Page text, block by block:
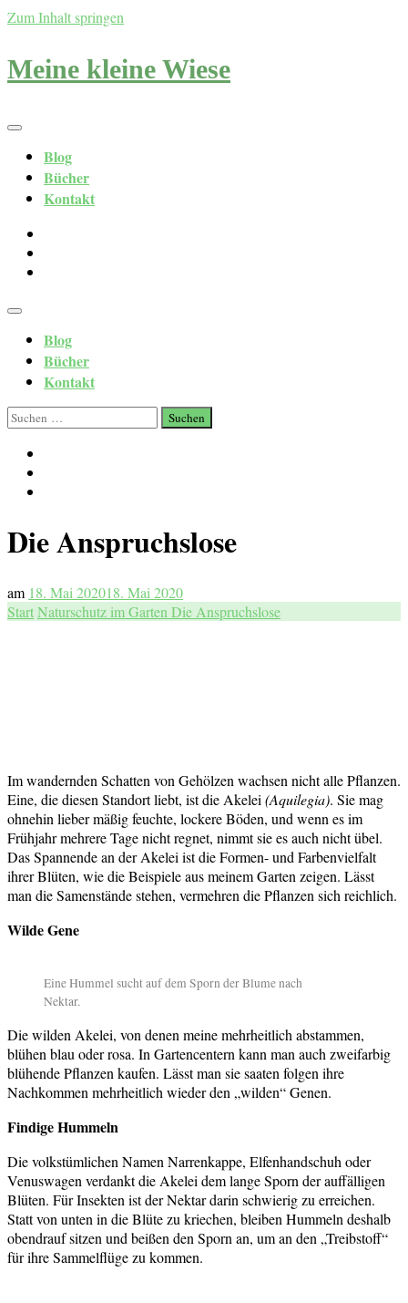
Zum Inhalt springen
Meine kleine Wiese
Blog
Bücher
Kontakt
Blog
Bücher
Kontakt
Suchen
nach:
Die Anspruchslose
am 18. Mai 202018. Mai 2020
StartNaturschutz im Garten Die Anspruchslose
Im wandernden Schatten von Gehölzen wachsen nicht alle Pflanzen.
Eine, die diesen Standort liebt, ist die Akelei (Aquilegia). Sie mag
ohnehin lieber mäßig feuchte, lockere Böden, und wenn es im
Frühjahr mehrere Tage nicht regnet, nimmt sie es auch nicht übel.
Das Spannende an der Akelei ist die Formen- und Farbenvielfalt
ihrer Blüten, wie die Beispiele aus meinem Garten zeigen. Lässt
man die Samenstände stehen, vermehren die Pflanzen sich reichlich.
Wilde Gene
Eine Hummel sucht auf dem Sporn der Blume nach
Nektar.
Die wilden Akelei, von denen meine mehrheitlich abstammen,
blühen blau oder rosa. In Gartencentern kann man auch zweifarbig
blühende Pflanzen kaufen. Lässt man sie saaten folgen ihre
Nachkommen mehrheitlich wieder den „wilden“ Genen.
Findige Hummeln
Die volkstümlichen Namen Narrenkappe, Elfenhandschuh oder
Venuswagen verdankt die Akelei dem lange Sporn der auffälligen
Blüten. Für Insekten ist der Nektar darin schwierig zu erreichen.
Statt von unten in die Blüte zu kriechen, bleiben Hummeln deshalb
obendrauf sitzen und beißen den Sporn an, um an den „Treibstoff“
für ihre Sammelflüge zu kommen.